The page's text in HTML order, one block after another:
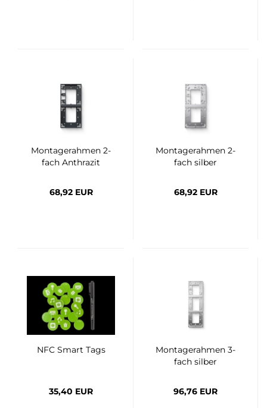
Montagerahmen 2-
fach Anthrazit
68,92 EUR
Montagerahmen 2-
fach silber
68,92 EUR
NFC Smart Tags
35,40 EUR
Montagerahmen 3-
fach silber
96,76 EUR